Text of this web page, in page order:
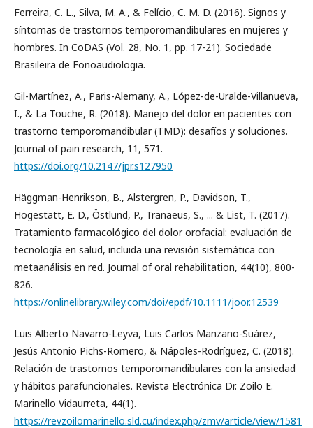
Ferreira, C. L., Silva, M. A., & Felício, C. M. D. (2016). Signos y
síntomas de trastornos temporomandibulares en mujeres y
hombres. In CoDAS (Vol. 28, No. 1, pp. 17-21). Sociedade
Brasileira de Fonoaudiologia.
Gil-Martínez, A., Paris-Alemany, A., López-de-Uralde-Villanueva,
I., & La Touche, R. (2018). Manejo del dolor en pacientes con
trastorno temporomandibular (TMD): desafíos y soluciones.
Journal of pain research, 11, 571.
https://doi.org/10.2147/jpr.s127950
Häggman-Henrikson, B., Alstergren, P., Davidson, T.,
Högestätt, E. D., Östlund, P., Tranaeus, S., ... & List, T. (2017).
Tratamiento farmacológico del dolor orofacial: evaluación de
tecnología en salud, incluida una revisión sistemática con
metaanálisis en red. Journal of oral rehabilitation, 44(10), 800-
826.
https://onlinelibrary.wiley.com/doi/epdf/10.1111/joor.12539
Luis Alberto Navarro-Leyva, Luis Carlos Manzano-Suárez,
Jesús Antonio Pichs-Romero, & Nápoles-Rodríguez, C. (2018).
Relación de trastornos temporomandibulares con la ansiedad
y hábitos parafuncionales. Revista Electrónica Dr. Zoilo E.
Marinello Vidaurreta, 44(1).
https://revzoilomarinello.sld.cu/index.php/zmv/article/view/1581